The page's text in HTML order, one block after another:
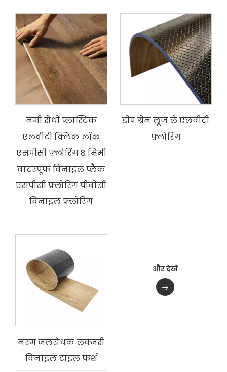
नमी रोधी प्लास्टिक
एलवीटी क्लिक लॉक
एसपीसी फ़्लोरिंग 8 मिमी
वाटरप्रूफ विनाइल प्लैंक
एसपीसी फ़्लोरिंग पीवीसी
विनाइल फ़्लोरिंग
डीप ग्रेन लूज़ ले एलवीटी
फ़्लोरिंग
नरम जलरोधक लक्जरी
विनाइल टाइल फर्श
और देखें